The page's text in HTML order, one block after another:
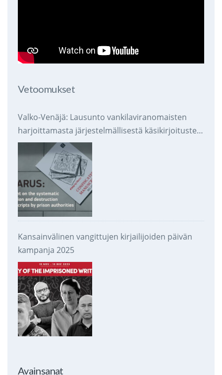
Vetoomukset
Valko-Venäjä: Lausunto vankilaviranomaisten
harjoittamasta järjestelmällisestä käsikirjoitusten
takavarikoinnista ja tuhoamisesta
Kansainvälinen vangittujen kirjailijoiden päivän
kampanja 2025
Avainsanat